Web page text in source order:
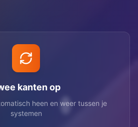
kanten op
heen en weer tussen je
systemen